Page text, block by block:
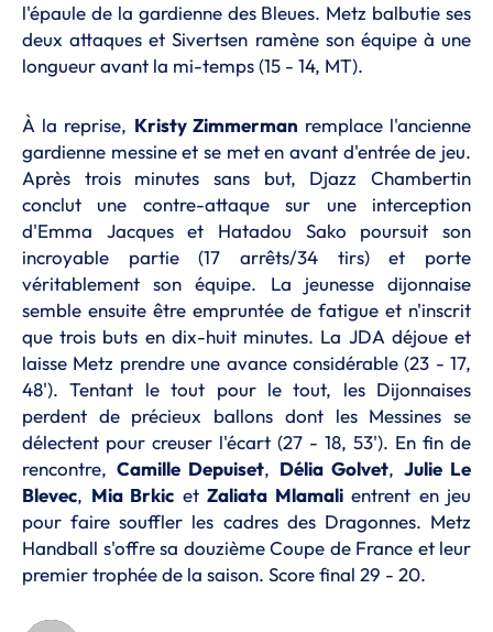
l'épaule de la gardienne des Bleues. Metz balbutie ses
deux attaques et Sivertsen ramène son équipe à une
longueur avant la mi-temps (15 - 14, MT).
À la reprise, Kristy Zimmerman remplace l'ancienne
gardienne messine et se met en avant d'entrée de jeu.
Après trois minutes sans but, Djazz Chambertin
conclut une contre-attaque sur une interception
d'Emma Jacques et Hatadou Sako poursuit son
incroyable partie (17 arrêts/34 tirs) et porte
véritablement son équipe. La jeunesse dijonnaise
semble ensuite être empruntée de fatigue et n'inscrit
que trois buts en dix-huit minutes. La JDA déjoue et
laisse Metz prendre une avance considérable (23 - 17,
48'). Tentant le tout pour le tout, les Dijonnaises
perdent de précieux ballons dont les Messines se
délectent pour creuser l'écart (27 - 18, 53'). En fin de
rencontre, Camille Depuiset, Délia Golvet, Julie Le
Blevec, Mia Brkic et Zaliata Mlamalientrent en jeu
pour faire souffler les cadres des Dragonnes. Metz
Handball s'offre sa douzième Coupe de France et leur
premier trophée de la saison. Score final 29 - 20.